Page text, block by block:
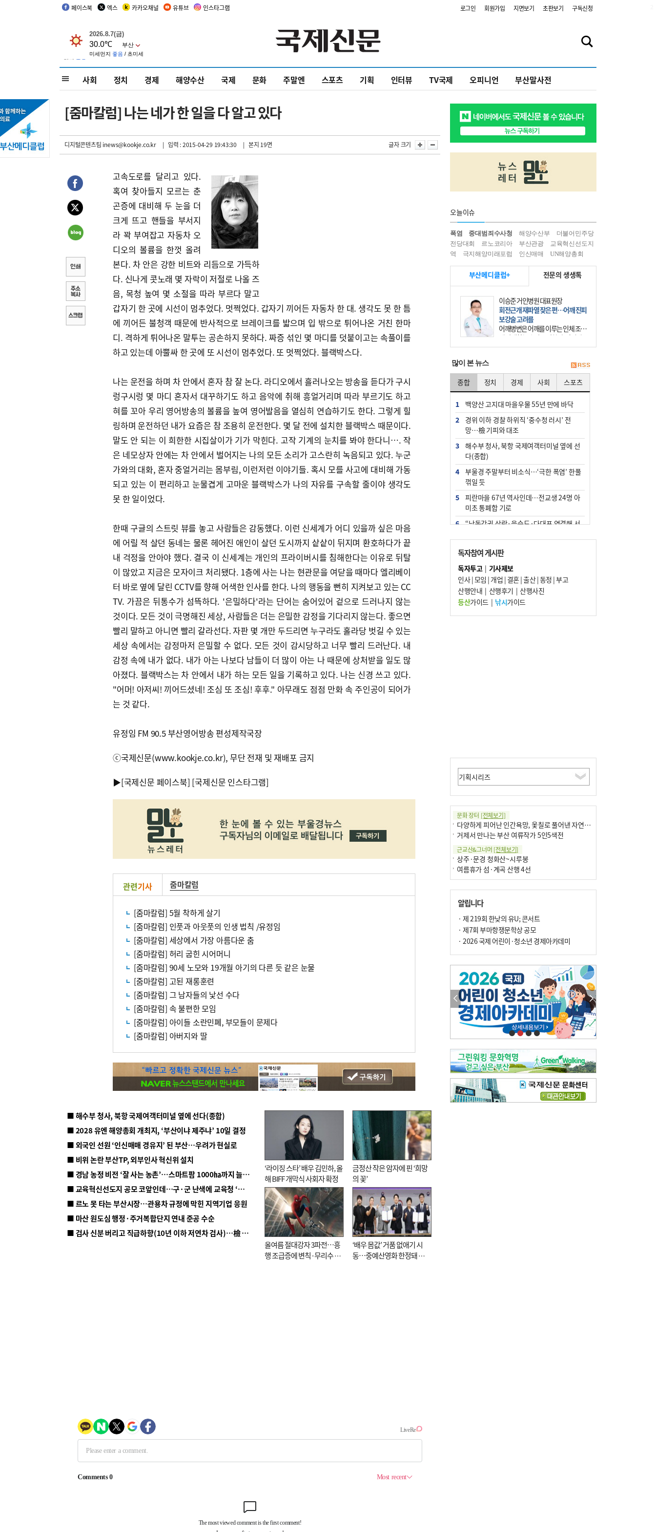
페이스북 엑스 카카오채널 유튜브 인스타그램 로그인 회원가입 지면보기 초판보기 구독신청
사회 정치 경제 해양수산 국제 문화 주말엔 스포츠 기획 인터뷰 TV국제 오피니언 부산말사전
[줌마칼럼] 나는 네가 한 일을 다 알고 있다
디지털콘텐츠팀 inews@kookje.co.kr | 입력 : 2015-04-29 19:43:30 | 본지 19면 글자 크기
고속도로를 달리고 있다.
혹여 찾아들지 모르는 춘
곤증에 대비해 두 눈을 더
크게 뜨고 핸들을 부서지
라 꽉 부여잡고 자동차 오
디오의 볼륨을 한껏 올려
본다. 차 안은 강한 비트와 리듬으로 가득하
다. 신나게 콧노래 몇 자락이 저절로 나올 즈
음, 목청 높여 몇 소절을 따라 부르다 말고
갑자기 한 곳에 시선이 멈추었다. 멋쩍었다. 갑자기 끼어든 자동차 한 대. 생각도 못 한 틈
에 끼어든 불청객 때문에 반사적으로 브레이크를 밟으며 입 밖으로 튀어나온 거친 한마
디. 격하게 튀어나온 말투는 공손하지 못하다. 짜증 섞인 몇 마디를 덧붙이고는 속풀이를
하고 있는데 아뿔싸 한 곳에 또 시선이 멈추었다. 또 멋쩍었다. 블랙박스다.
나는 운전을 하며 차 안에서 혼자 참 잘 논다. 라디오에서 흘러나오는 방송을 듣다가 구시
렁구시렁 몇 마디 혼자서 대꾸하기도 하고 음악에 취해 흥얼거리며 따라 부르기도 하고
혀를 꼬아 우리 영어방송의 볼륨을 높여 영어발음을 열심히 연습하기도 한다. 그렇게 힐
링하며 운전하던 내가 요즘은 참 조용히 운전한다. 몇 달 전에 설치한 블랙박스 때문이다.
말도 안 되는 이 희한한 시집살이가 기가 막힌다. 고작 기계의 눈치를 봐야 한다니…. 작
은 네모상자 안에는 차 안에서 벌어지는 나의 모든 소리가 고스란히 녹음되고 있다. 누군
가와의 대화, 혼자 중얼거리는 몸부림, 이런저런 이야기들. 혹시 모를 사고에 대비해 가동
되고 있는 이 편리하고 눈물겹게 고마운 블랙박스가 나의 자유를 구속할 줄이야 생각도
못 한 일이었다.
한때 구글의 스트릿 뷰를 놓고 사람들은 감동했다. 이런 신세계가 어디 있을까 싶은 마음
에 어릴 적 살던 동네는 물론 헤어진 애인이 살던 도시까지 샅샅이 뒤지며 환호하다가 끝
내 걱정을 안아야 했다. 결국 이 신세계는 개인의 프라이버시를 침해한다는 이유로 뒤탈
이 많았고 지금은 모자이크 처리됐다. 1층에 사는 나는 현관문을 여닫을 때마다 엘리베이
터 바로 옆에 달린 CCTV를 향해 어색한 인사를 한다. 나의 행동을 뻔히 지켜보고 있는 CC
TV. 가끔은 뒤통수가 섬뜩하다. '은밀하다'라는 단어는 숨어있어 겉으로 드러나지 않는
것이다. 모든 것이 극명해진 세상, 사람들은 더는 은밀한 감정을 기다리지 않는다. 좋으면
빨리 말하고 아니면 빨리 갈라선다. 자판 몇 개만 두드리면 누구라도 홀라당 벗길 수 있는
세상 속에서는 감정마저 은밀할 수 없다. 모든 것이 감시당하고 너무 빨리 드러난다. 내
감정 속에 내가 없다. 내가 아는 나보다 남들이 더 많이 아는 나 때문에 상처받을 일도 많
아졌다. 블랙박스는 차 안에서 내가 하는 모든 일을 기록하고 있다. 나는 신경 쓰고 있다.
"어머! 아저씨! 끼어드셨네! 조심 또 조심! 후후." 아무래도 점점 만화 속 주인공이 되어가
는 것 같다.
유정임 FM 90.5 부산영어방송 편성제작국장
ⓒ국제신문(www.kookje.co.kr), 무단 전재 및 재배포 금지
▶[국제신문 페이스북] [국제신문 인스타그램]
관련기사 줌마칼럼
[줌마칼럼] 5월 착하게 살기
[줌마칼럼] 인풋과 아웃풋의 인생 법칙 /유정임
[줌마칼럼] 세상에서 가장 아름다운 춤
[줌마칼럼] 허리 굽힌 시어머니
[줌마칼럼] 90세 노모와 19개월 아기의 다른 듯 같은 눈물
[줌마칼럼] 고된 재롱훈련
[줌마칼럼] 그 남자들의 낯선 수다
[줌마칼럼] 속 불편한 모임
[줌마칼럼] 아이들 소란민폐, 부모들이 문제다
[줌마칼럼] 아버지와 딸
■ 해수부 청사, 북항 국제여객터미널 옆에 선다(종합)
■ 2028 유엔 해양총회 개최지, ‘부산이냐 제주냐’ 10일 결정
■ 외국인 선원 ‘인신매매 경유지’ 된 부산…우려가 현실로
■ 비위 논란 부산TP, 외부인사 혁신위 설치
■ 경남 농정 비전 ‘잘 사는 농촌’…스마트팜 1000㏊까지 늘린다
■ 교육혁신선도지 공모 코앞인데…구·군 난색에 교육청 ‘쩔쩔’
■ 르노 못 타는 부산시장…관용차 규정에 막힌 지역기업 응원
■ 마산 원도심 행정·주거복합단지 연내 준공 수순
■ 검사 신분 버리고 직급하향(10년 이하 저연차 검사)…檢 중수청행 기피
‘라이징 스타’ 배우 김민하, 올
해 BIFF 개막식 사회자 확정
금정산 작은 암자에 핀 ‘희망
의 꽃’
올여름 절대강자 3파전…흥
행 조급증에 변칙·무리수 마
‘배우 몸값’ 거품 없애기 시
동…중예산영화 한정돼 실
오늘이슈
폭염 중대범죄수사청 해양수산부
더불어민주당
전당대회
르노코리아 부산관광
교육혁신선도지
역
극지해양미래포럼 인신매매 UN해양총회
부산메디클럽+ 전문의 생생톡
이승준 거인병원 대표원장
회전근개 재파열 잦은 편…어깨 진피
보강술 고려를
어깨병변은 어깨를 이루는 인체 조직
에 발생하는 손상을 말한다. 여기에
는 오십견과 회전근개 증후군, 어깨
많이 본 뉴스
종합 정치 경제 사회 스포츠
1
백양산 고지대 마을우물 55년 만에 바닥
2
경위 이하 경찰 하위직 ‘중수청 러시’ 전
망…檢 기피와 대조
3
해수부 청사, 북항 국제여객터미널 옆에 선
다(종합)
4
부울경 주말부터 비소식…‘극한 폭염’ 한풀
꺾일 듯
5
피란마을 67년 역사인데…전교생 24명 아
미초 통폐합 기로
6
“낙동강권 삼락·을숙도·다대포 연결해 서
7
오늘의 날씨- 2026년 8월 7일
8
외국인 선원 ‘인신매매 경유지’ 된 부산…
우려가 현실로
9
[사설] 해수부 신청사 북항으로 확정, 해양
수도 도약의 전환점
10 르노 못 타는 부산시장…관용차 규정에 막
독자참여 게시판
독자투고| 기사제보
인사|모임 | 개업 | 결혼|출산|동정 |부고
산행안내 | 산행후기 | 산행사진
등산가이드| 낚시가이드
문화 장터 [전체보기]
다양하게 피어난 인간욕망, 옻칠로 풀어낸 자연의 이치
거제서 만나는 부산 여류작가 5인5색전
근교산&그너머 [전체보기]
상주·문경 청화산~시루봉
여름휴가 섬·계곡 산행 4선
알립니다
· 제 219회 한낮의 유U; 콘서트
· 제7회 부마항쟁문학상 공모
· 2026 국제 어린이·청소년 경제아카데미